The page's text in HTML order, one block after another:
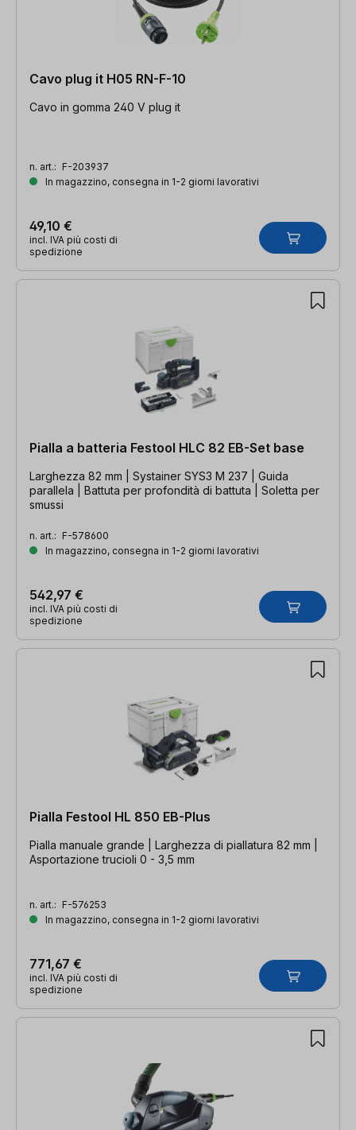
Cavo plug it H05 RN-F-10
Cavo in gomma 240 V plug it
n. art.: F-203937
In magazzino, consegna in 1-2 giorni lavorativi
49,10 €
incl. IVA più costi di
spedizione
Pialla a batteria Festool HLC 82 EB-Set base
Larghezza 82 mm | Systainer SYS3 M 237 | Guida
parallela | Battuta per profondità di battuta | Soletta per
smussi
n. art.: F-578600
In magazzino, consegna in 1-2 giorni lavorativi
542,97 €
incl. IVA più costi di
spedizione
Pialla Festool HL 850 EB-Plus
Pialla manuale grande | Larghezza di piallatura 82 mm |
Asportazione trucioli 0 - 3,5 mm
n. art.: F-576253
In magazzino, consegna in 1-2 giorni lavorativi
771,67 €
incl. IVA più costi di
spedizione